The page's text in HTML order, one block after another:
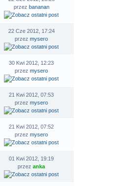
przez bananan
22 Cze 2012, 17:24
przez mysero
30 Kwi 2012, 12:23
przez mysero
21 Kwi 2012, 07:53
przez mysero
21 Kwi 2012, 07:52
przez mysero
01 Kwi 2012, 19:19
przez anka